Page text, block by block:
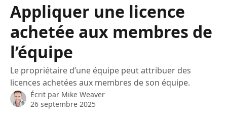
Appliquer une licence
achetée aux membres de
l’équipe
Le propriétaire d’une équipe peut attribuer des
licences achetées aux membres de son équipe.
Écrit par Mike Weaver
26 septembre 2025